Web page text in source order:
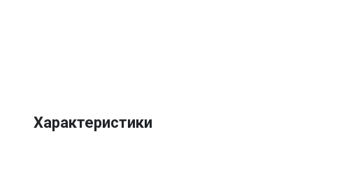
Характеристики